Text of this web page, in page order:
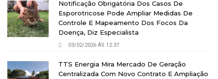
Notificação Obrigatória Dos Casos De
Esporotricose Pode Ampliar Medidas De
Controle E Mapeamento Dos Focos Da
Doença, Diz Especialista
03/02/2026 ÁS 12:37
TTS Energia Mira Mercado De Geração
Centralizada Com Novo Contrato E Ampliação